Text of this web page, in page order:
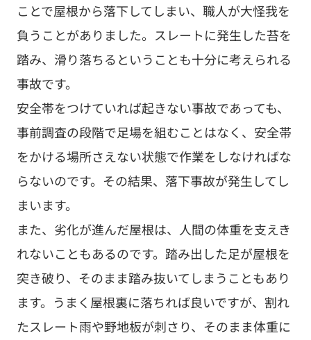
ことで屋根から落下してしまい、職人が大怪我を
負うことがありました。スレートに発生した苔を
踏み、滑り落ちるということも十分に考えられる
事故です。
安全帯をつけていれば起きない事故であっても、
事前調査の段階で足場を組むことはなく、安全帯
をかける場所さえない状態で作業をしなければな
らないのです。その結果、落下事故が発生してし
まいます。
また、劣化が進んだ屋根は、人間の体重を支えき
れないこともあるのです。踏み出した足が屋根を
突き破り、そのまま踏み抜いてしまうこともあり
ます。うまく屋根裏に落ちれば良いですが、割れ
たスレート雨や野地板が刺さり、そのまま体重に